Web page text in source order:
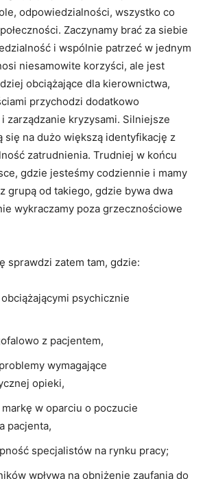
odpowiedzialności, wszystko co
Zaczynamy brać za siebie
i wspólnie patrzeć w jednym
niesamowite korzyści, ale jest
obciążające dla kierownictwa,
przychodzi dodatkowo
zarządzanie kryzysami. Silniejsze
się na dużo większą identyfikację z
zatrudnienia. Trudniej w końcu
gdzie jesteśmy codziennie i mamy
grupą od takiego, gdzie bywa dwa
wykraczamy poza grzecznościowe
sprawdzi zatem tam, gdzie:
psychicznie
z pacjentem,
wymagające
opieki,
w oparciu o poczucie
pacjenta,
specjalistów na rynku pracy;
wpływa na obniżenie zaufania do